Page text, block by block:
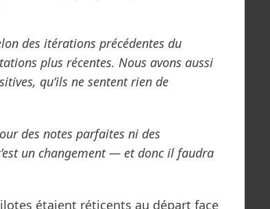
des itérations précédentes du
plus récentes. Nous avons aussi
qu’ils ne sentent rien de
des notes parfaites ni des
un changement — et donc il faudra
étaient réticents au départ face